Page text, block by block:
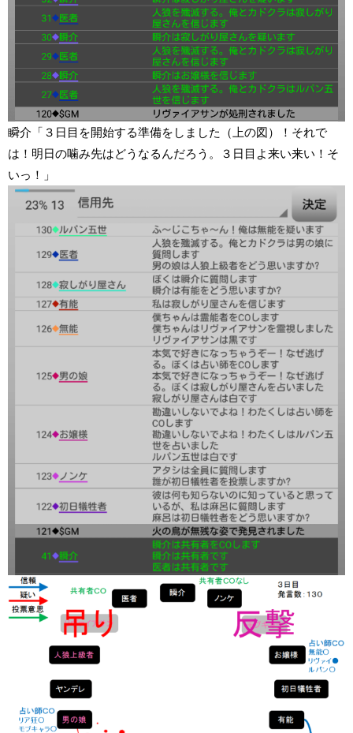
瞬介「３日目を開始する準備をしました（上の図）！それで
は！明日の噛み先はどうなるんだろう。３日目よ来い来い！そ
いっ！」